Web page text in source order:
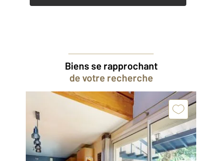
Biens se rapprochant
de votre recherche